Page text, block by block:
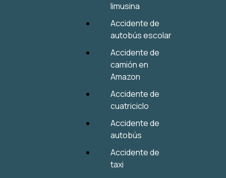
limusina
Accidente de
autobús escolar
Accidente de
camión en
Amazon
Accidente de
cuatriciclo
Accidente de
autobús
Accidente de
taxi